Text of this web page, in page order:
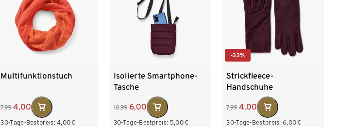
Multifunktionstuch
7,99 4,00
30-Tage-Bestpreis: 4,00€
Isolierte Smartphone-
Tasche
10,99 6,00
30-Tage-Bestpreis: 5,00€
-33%
Strickfleece-
Handschuhe
7,99 4,00
30-Tage-Bestpreis: 6,00€